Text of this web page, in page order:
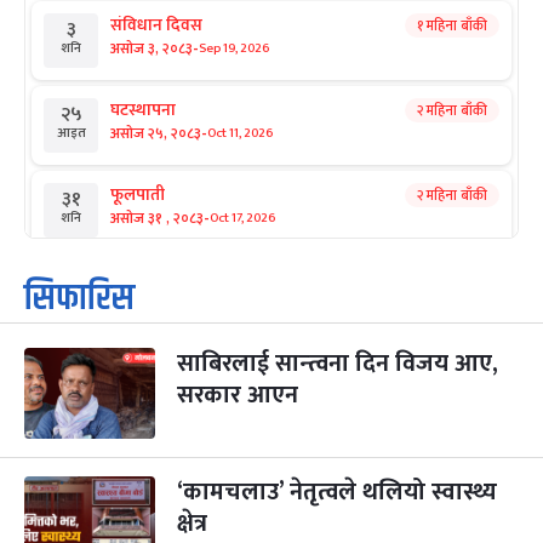
३
शनि
संविधान दिवस
असोज ३, २०८३-Sep 19, 2026
१ महिना बाँकी
२५
आइत
घटस्थापना
असोज २५, २०८३-Oct 11, 2026
२ महिना बाँकी
३१
शनि
फूलपाती
असोज ३१ , २०८३-Oct 17, 2026
२ महिना बाँकी
१
आइत
कार्तिक सङ्क्रान्ति
कार्तिक १, २०८३
३
मंगल
महानवमी
कार्तिक ३, २०८३-Oct 20, 2026
२ महिना बाँकी
४
बुध कार्तिक ४, २०८३
पापा‌ङ्कुशा एकादशी व्रत
सिफारिस
साबिरलाई सान्त्वना दिन विजय आए,
सरकार आएन
‘कामचलाउ’ नेतृत्वले थलियो स्वास्थ्य
क्षेत्र